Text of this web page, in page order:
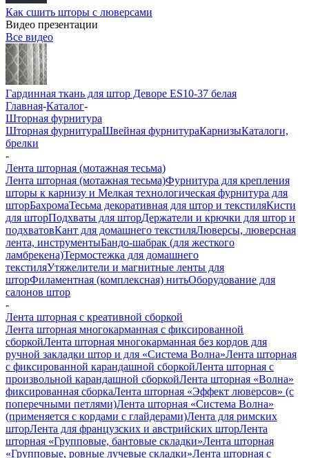
Как сшить шторы с люверсами
Видео презентации
Все видео
Гардинная ткань для штор Деворе ES10-37 белая
Главная-Каталог-
Шторная фурнитура
Шторная фурнитураШвейная фурнитураКарнизыКаталоги,
брелки
-
Лента шторная (мотажная тесьма)
Лента шторная (мотажная тесьма)Фурнитура для крепления
шторы к карнизу и Мелкая технологическая фурнитура для
шторБахромаТесьма декоративная для штор и текстиляКисти
для шторПодхваты для шторДержатели и крючки для штор и
подхватовКант для домашнего текстиляЛюверсы, люверсная
лента, инструментыБандо-шабрак (для жесткого
ламбрекена)Термостежка для домашнего
текстиляУтяжелители и магнитные ленты для
шторФиламентная (комплексная) нитьОборудование для
салонов штор
-
Лента шторная с креативной сборкой
Лента шторная многокарманная с фиксированной
сборкойЛента шторная многокарманная без кордов для
ручной закладки штор и для «Система Волна»Лента шторная
с фиксированной карандашной сборкойЛента шторная с
произвольной карандашной сборкойЛента шторная «Волна»
фиксированная сборкаЛента шторная «Эффект люверсов» (с
поперечными петлями)Лента шторная «Система Волна»
(применяется с кордами с глайдерами)Лента для римских
шторЛента для французских и австрийских шторЛента
шторная «Групповые, бантовые складки»Лента шторная
«Групповые, ровные лучевые складки»Лента шторная с